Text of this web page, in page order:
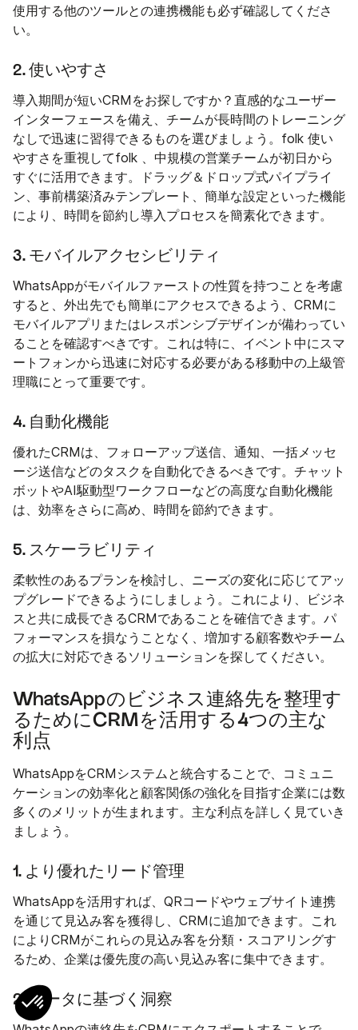
使用する他のツールとの連携機能も必ず確認してくださ
い。
2. 使いやすさ
導入期間が短いCRMをお探しですか？直感的なユーザー
インターフェースを備え、チームが長時間のトレーニング
なしで迅速に習得できるものを選びましょう。folk 使い
やすさを重視してfolk 、中規模の営業チームが初日から
すぐに活用できます。ドラッグ＆ドロップ式パイプライ
ン、事前構築済みテンプレート、簡単な設定といった機能
により、時間を節約し導入プロセスを簡素化できます。
3. モバイルアクセシビリティ
WhatsAppがモバイルファーストの性質を持つことを考慮
すると、外出先でも簡単にアクセスできるよう、CRMに
モバイルアプリまたはレスポンシブデザインが備わってい
ることを確認すべきです。これは特に、イベント中にスマ
ートフォンから迅速に対応する必要がある移動中の上級管
理職にとって重要です。
4. 自動化機能
優れたCRMは、フォローアップ送信、通知、一括メッセ
ージ送信などのタスクを自動化できるべきです。チャット
ボットやAI駆動型ワークフローなどの高度な自動化機能
は、効率をさらに高め、時間を節約できます。
5. スケーラビリティ
柔軟性のあるプランを検討し、ニーズの変化に応じてアッ
プグレードできるようにしましょう。これにより、ビジネ
スと共に成長できるCRMであることを確信できます。パ
フォーマンスを損なうことなく、増加する顧客数やチーム
の拡大に対応できるソリューションを探してください。
WhatsAppのビジネス連絡先を整理す
るためにCRMを活用する4つの主な
利点
WhatsAppをCRMシステムと統合することで、コミュニ
ケーションの効率化と顧客関係の強化を目指す企業には数
多くのメリットが生まれます。主な利点を詳しく見ていき
ましょう。
1. より優れたリード管理
WhatsAppを活用すれば、QRコードやウェブサイト連携
を通じて見込み客を獲得し、CRMに追加できます。これ
によりCRMがこれらの見込み客を分類・スコアリングす
るため、企業は優先度の高い見込み客に集中できます。
2. データに基づく洞察